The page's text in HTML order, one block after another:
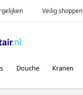
Veilig shoppen
Douche Kranen